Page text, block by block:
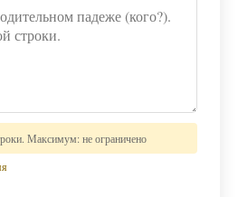
Максимум: не ограничено